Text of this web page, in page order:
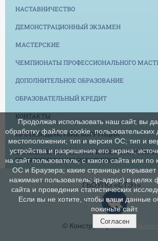
НАСТАВНИЧЕСТВО
ДЕМОНСТРАЦИОННЫЙ ЭКЗАМЕН
МАСТЕРСКИЕ
ЧЕМПИОНАТЫ ПРОФЕССИОНАЛЬНОГО
ДОПОЛНИТЕЛЬНОЕ ОБРАЗОВАНИЕ
ОБРАЗОВАТЕЛЬНЫЙ КРЕДИТ
КОНТАКТЫ
ПРОТИВОДЕЙСТВИЕ КОРРУПЦИИ
СНИЖЕНИЕ БЮРОКРАТИЧЕСКОЙ НАГРУЗКИ
ПЕДАГОГИЧЕСКИХ РАБОТНИКОВ
ГБОУПО «СТЭТ»
© Конструктор сайтов
Продолжая использовать наш сайт, вы
обработку файлов cookie,
местоположении; тип и версия ОС; тип и
устройства и разрешение его экрана;
на сайт пользователь; с какого сайта или
ОС и Браузера; какие страницы открывает
нажимает пользователь; ip-адрес) в целях
сайта и проведения статистических
Если вы не хотите, чтобы ваши данные
покиньте сайт.
Согласен